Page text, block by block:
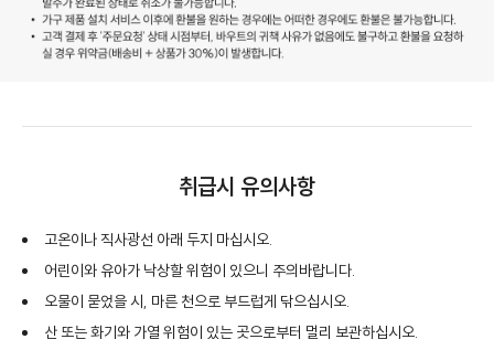
취급시 유의사항
고온이나 직사광선 아래 두지 마십시오.
어린이와 유아가 낙상할 위험이 있으니 주의바랍니다.
오물이 묻었을 시, 마른 천으로 부드럽게 닦으십시오.
산 또는 화기와 가열 위험이 있는 곳으로부터 멀리 보관하십시오.